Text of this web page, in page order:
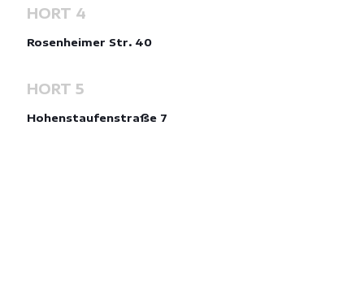
HORT 4
Rosenheimer Str. 40
HORT 5
Hohenstaufenstraße 7